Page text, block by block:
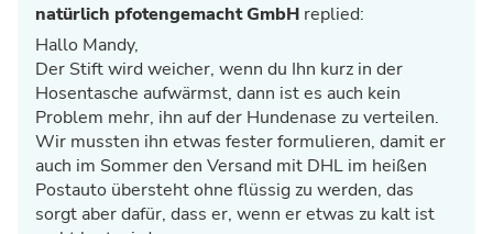
natürlich pfotengemacht GmbH replied:
Hallo Mandy,
Der Stift wird weicher, wenn du Ihn kurz in der
Hosentasche aufwärmst, dann ist es auch kein
Problem mehr, ihn auf der Hundenase zu verteilen.
Wir mussten ihn etwas fester formulieren, damit er
auch im Sommer den Versand mit DHL im heißen
Postauto übersteht ohne flüssig zu werden, das
sorgt aber dafür, dass er, wenn er etwas zu kalt ist